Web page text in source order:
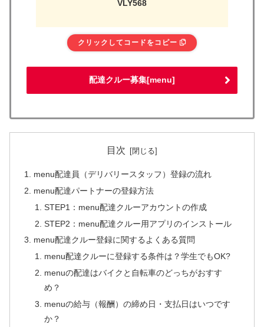
VLY568
クリックしてコードをコピー
配達クルー募集[menu]
目次
menu配達員（デリバリースタッフ）登録の流れ
menu配達パートナーの登録方法
STEP1：menu配達クルーアカウントの作成
STEP2：menu配達クルー用アプリのインストール
menu配達クルー登録に関するよくある質問
menu配達クルーに登録する条件は？学生でもOK?
menuの配達はバイクと自転車のどっちがおすす
め？
menuの給与（報酬）の締め日・支払日はいつです
か？